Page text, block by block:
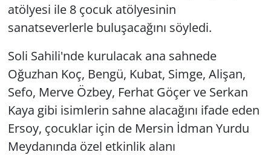
atölyesi ile 8 çocuk atölyesinin
sanatseverlerle buluşacağını söyledi.
Soli Sahili'nde kurulacak ana sahnede
Oğuzhan Koç, Bengü, Kubat, Simge, Alişan,
Sefo, Merve Özbey, Ferhat Göçer ve Serkan
Kaya gibi isimlerin sahne alacağını ifade eden
Ersoy, çocuklar için de Mersin İdman Yurdu
Meydanında özel etkinlik alanı